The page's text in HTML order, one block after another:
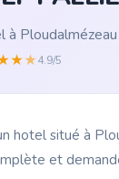
à
★★4.9/5
hotel situé à
et